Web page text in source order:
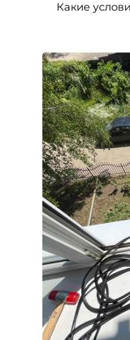
Какие